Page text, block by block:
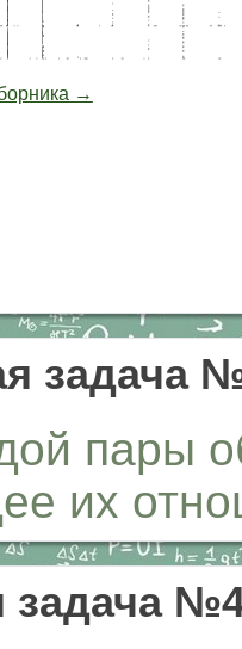
→
задача
пары
их